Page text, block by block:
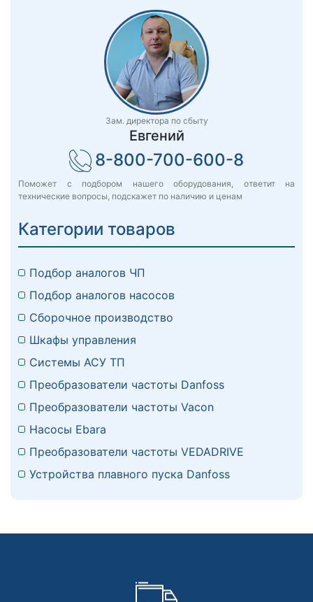
Зам. директора по сбыту
Евгений
8-800-700-600-8
Поможет с подбором нашего оборудования, ответит на
технические вопросы, подскажет по наличию и ценам
Категории товаров
Подбор аналогов ЧП
Подбор аналогов насосов
Сборочное производство
Шкафы управления
Системы АСУ ТП
Преобразователи частоты Danfoss
Преобразователи частоты Vacon
Насосы Ebara
Преобразователи частоты VEDADRIVE
Устройства плавного пуска Danfoss